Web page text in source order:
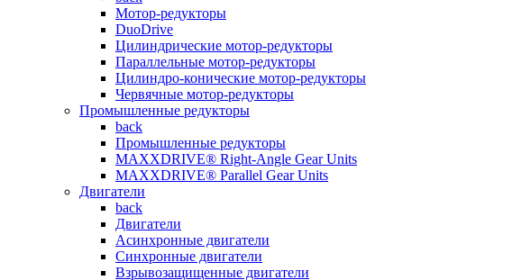
Мотор-редукторы
DuoDrive
Цилиндрические мотор-редукторы
Параллельные мотор-редукторы
Цилиндро-конические мотор-редукторы
Червячные мотор-редукторы
Промышленные редукторы
back
Промышленные редукторы
MAXXDRIVE® Right-Angle Gear Units
MAXXDRIVE® Parallel Gear Units
Двигатели
back
Двигатели
Асинхронные двигатели
Синхронные двигатели
Взрывозащищенные двигатели